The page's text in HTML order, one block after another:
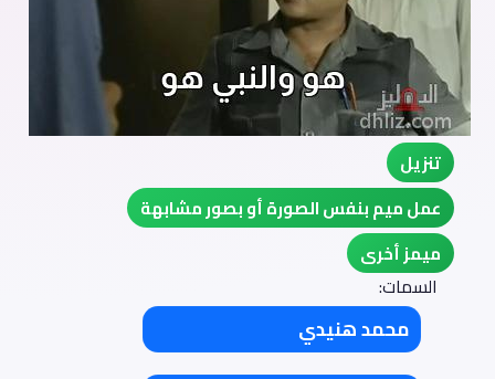
تنزيل
عمل ميم بنفس الصورة أو بصور مشابهة
ميمز أخرى
السمات:
محمد هنيدي